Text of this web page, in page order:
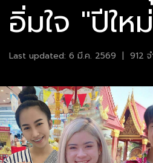
อิ่มใจ "ปีให
Last updated: 6 มี.ค. 2569 | 912